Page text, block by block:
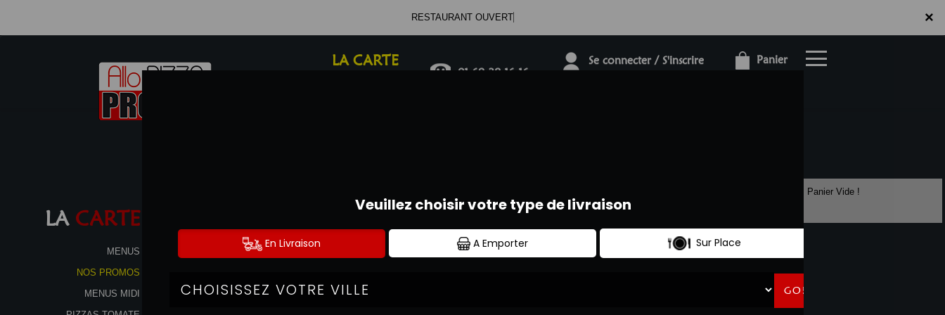
×
RESTAURANT OUVERT
LA CARTE Se connecter / S'inscrire Panier
×
LA CARTE
MENUS
NOS PROMOS
MENUS MIDI
SALADES Panier Vide !